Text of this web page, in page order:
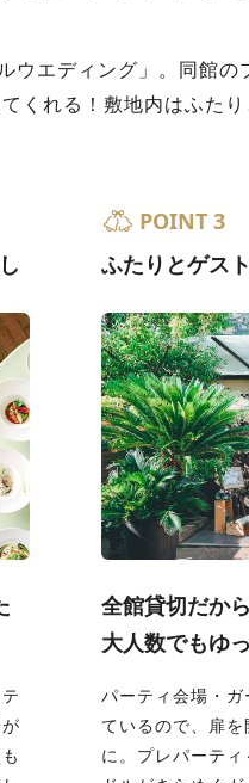
ウエディング」。同館の
くれる！敷地内はふた
POINT 3
ふたりとゲス
全館貸切だか
大人数でもゆ
パーティ会場・
ているので、扉
に。プレパーテ